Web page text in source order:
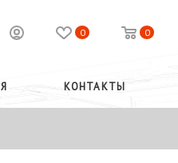
0 0
КОНТАКТЫ